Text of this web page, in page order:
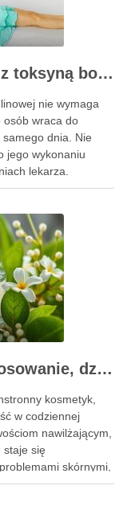
Czego unikać po zabiegu z toksyną botulinową?
nie wymaga
osób wraca do
dnia. Nie
jego wykonaniu
lekarza.
znaczenie dla
Maść z witaminą A – zastosowanie, działanie i bezpieczeństwo stosowania
kosmetyk,
w codziennej
nawilżającym,
staje się
skórnymi,
Jej działanie